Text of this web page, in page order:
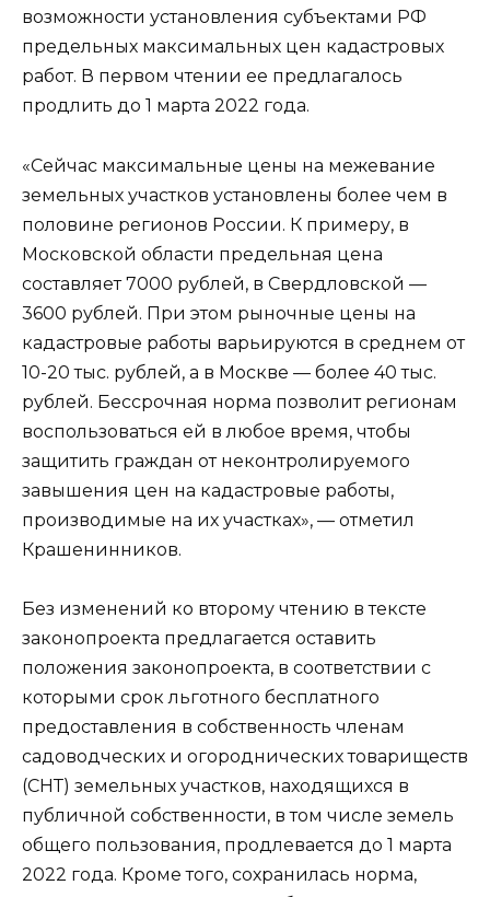
возможности установления субъектами РФ
предельных максимальных цен кадастровых
работ. В первом чтении ее предлагалось
продлить до 1 марта 2022 года.
«Сейчас максимальные цены на межевание
земельных участков установлены более чем в
половине регионов России. К примеру, в
Московской области предельная цена
составляет 7000 рублей, в Свердловской —
3600 рублей. При этом рыночные цены на
кадастровые работы варьируются в среднем от
10-20 тыс. рублей, а в Москве — более 40 тыс.
рублей. Бессрочная норма позволит регионам
воспользоваться ей в любое время, чтобы
защитить граждан от неконтролируемого
завышения цен на кадастровые работы,
производимые на их участках», — отметил
Крашенинников.
Без изменений ко второму чтению в тексте
законопроекта предлагается оставить
положения законопроекта, в соответствии с
которыми срок льготного бесплатного
предоставления в собственность членам
садоводческих и огороднических товариществ
(СНТ) земельных участков, находящихся в
публичной собственности, в том числе земель
общего пользования, продлевается до 1 марта
2022 года. Кроме того, сохранилась норма,